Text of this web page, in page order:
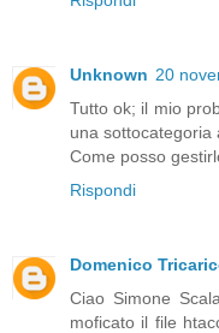
Unknown 20
Tutto ok; il mio
una sottocategoria
Come posso
Rispondi
Domenico
Ciao Simone
moficato il file